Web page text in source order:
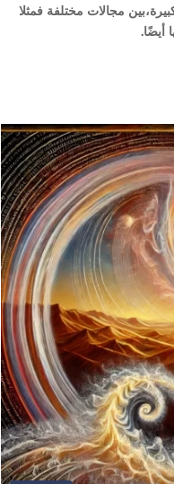
مجالات مختلفة فمثلا
أيضًا.